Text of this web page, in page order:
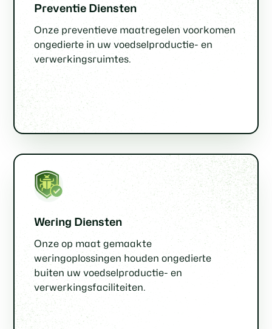
Preventie Diensten
Onze preventieve maatregelen voorkomen
ongedierte in uw voedselproductie- en
verwerkingsruimtes.
Wering Diensten
Onze op maat gemaakte
weringoplossingen houden ongedierte
buiten uw voedselproductie- en
verwerkingsfaciliteiten.